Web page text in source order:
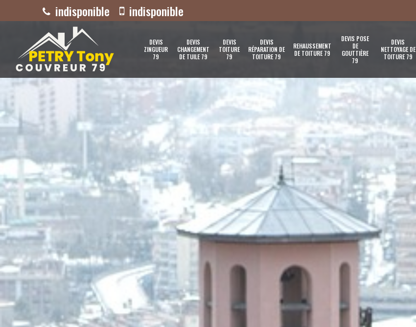
indisponible indisponible
DEVIS
ZINGUEUR
79
DEVIS
CHANGEMENT
DE TUILE 79
DEVIS
TOITURE
79
DEVIS
RÉPARATION DE
TOITURE 79
REHAUSSEMENT
DE TOITURE 79
DEVIS POSE
DE
GOUTTIÈRE
79
DEVIS
NETTOYAGE DE
TOITURE 79